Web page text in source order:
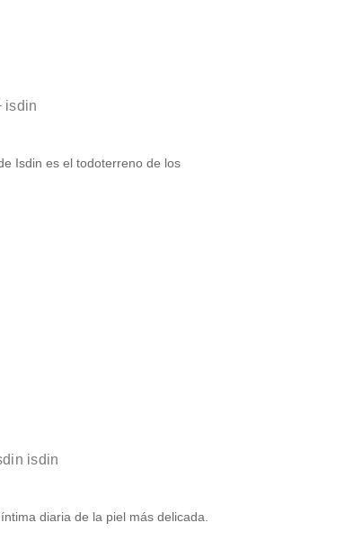
isdin
Isdin es el todoterreno de los
isdin
diaria de la piel más delicada.